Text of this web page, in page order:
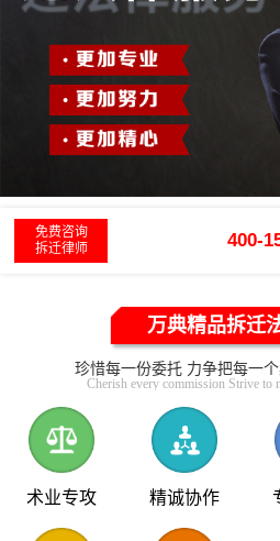
免费咨询
拆迁律师
400-
万典精品拆迁
珍惜每一份委托 力争把每一
Cherish every commission Strive to
术业专攻 精诚协作